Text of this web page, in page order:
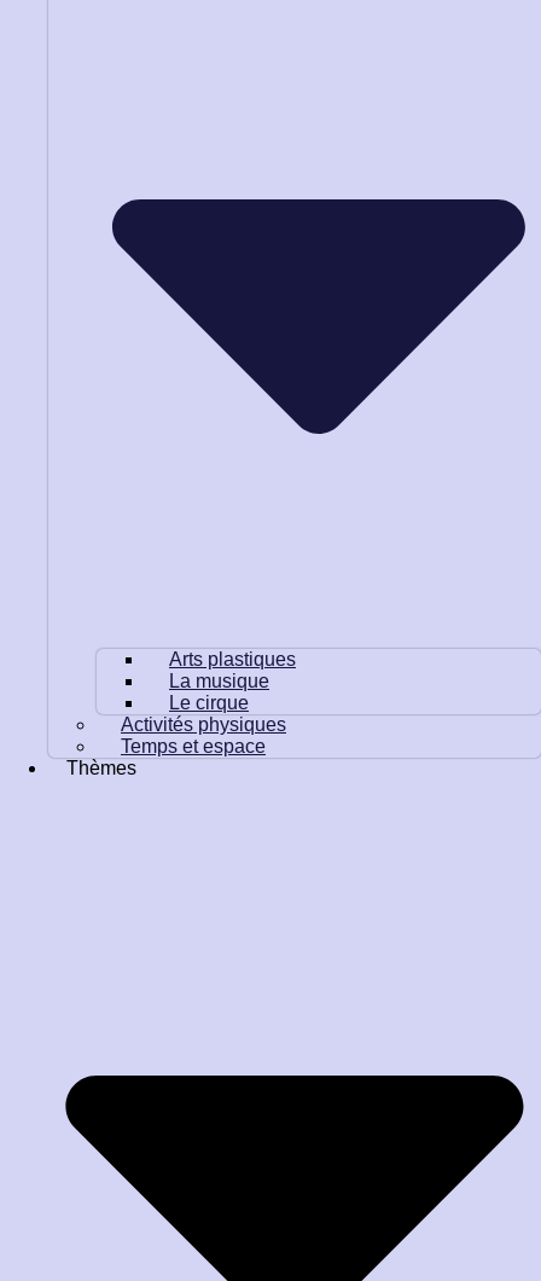
Arts plastiques
La musique
Le cirque
Activités physiques
Temps et espace
Thèmes